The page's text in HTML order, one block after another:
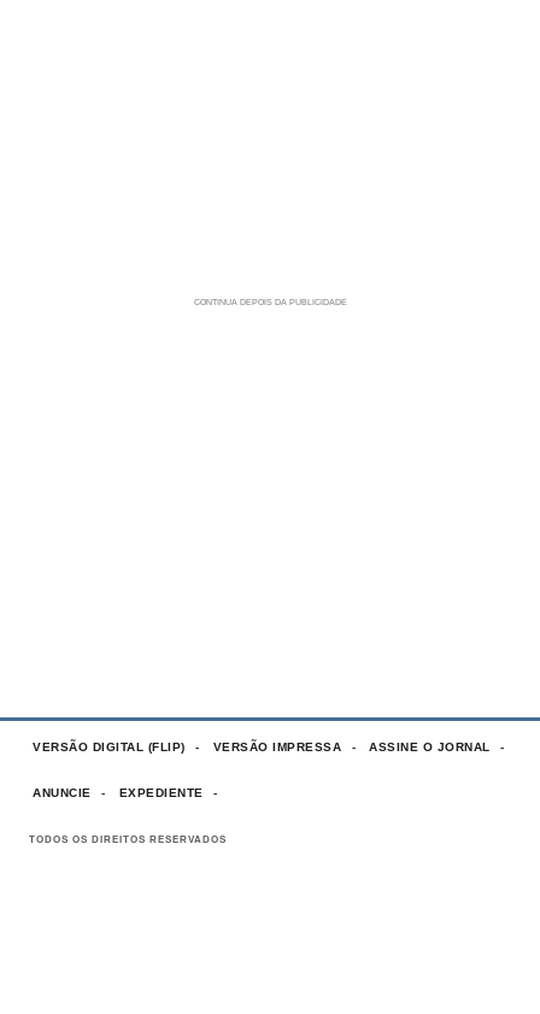
VERSÃO DIGITAL (FLIP) VERSÃO IMPRESSA ASSINE O JORNAL
ANUNCIE EXPEDIENTE
TODOS OS DIREITOS RESERVADOS